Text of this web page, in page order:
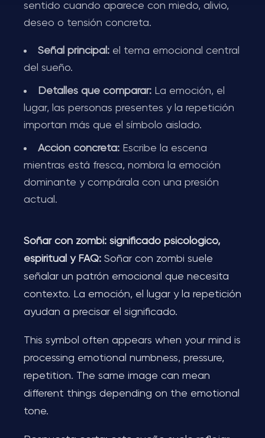
sentido cuando aparece con miedo, alivio,
deseo o tensión concreta.
Señal principal: el tema emocional central
del sueño.
Detalles que comparar: La emoción, el
lugar, las personas presentes y la repetición
importan más que el símbolo aislado.
Acción concreta: Escribe la escena
mientras está fresca, nombra la emoción
dominante y compárala con una presión
actual.
Soñar con zombi: significado psicológico,
espiritual y FAQ: Soñar con zombi suele
señalar un patrón emocional que necesita
contexto. La emoción, el lugar y la repetición
ayudan a precisar el significado.
This symbol often appears when your mind is
processing emotional numbness, pressure,
repetition. The same image can mean
different things depending on the emotional
tone.